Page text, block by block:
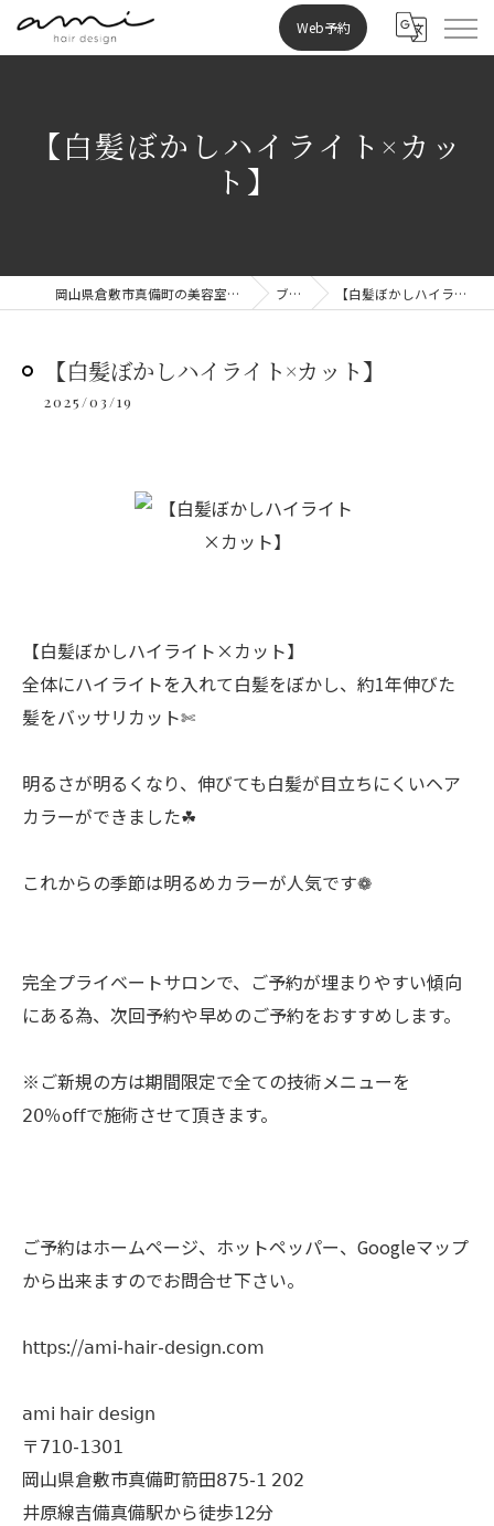
Web予約
【白髪ぼかしハイライト×カッ
ト】
岡山県倉敷市真備町の美容室ならami hair design ブログ 【白髪ぼかしハイライト×カット】
【白髪ぼかしハイライト×カット】
2025/03/19
【白髪ぼかしハイライト×カット】
全体にハイライトを入れて白髪をぼかし、約1年伸びた
髪をバッサリカット✄
明るさが明るくなり、伸びても白髪が目立ちにくいヘア
カラーができました☘︎
これからの季節は明るめカラーが人気です❁
完全プライベートサロンで、ご予約が埋まりやすい傾向
にある為、次回予約や早めのご予約をおすすめします。
※ご新規の方は期間限定で全ての技術メニューを
𝟤𝟢％𝗈𝖿𝖿で施術させて頂きます。
ご予約はホームページ、ホットペッパー、Googleマップ
から出来ますのでお問合せ下さい。
𝗁𝗍𝗍𝗉𝗌://𝖺𝗆𝗂-𝗁𝖺𝗂𝗋-𝖽𝖾𝗌𝗂𝗀𝗇.𝖼𝗈𝗆
𝖺𝗆𝗂 𝗁𝖺𝗂𝗋 𝖽𝖾𝗌𝗂𝗀𝗇
〒𝟩𝟣𝟢-𝟣𝟥𝟢𝟣
岡山県倉敷市真備町箭田𝟪𝟩𝟧-𝟣 𝟤𝟢𝟤
井原線吉備真備駅から徒歩𝟣𝟤分